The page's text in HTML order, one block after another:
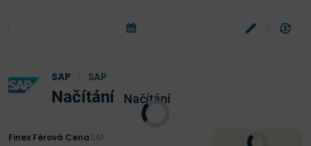
SAP SAP
Načítání Načítání
Finex Férová CenaSAP